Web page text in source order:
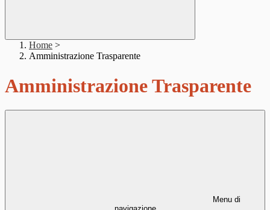
Home >
Amministrazione Trasparente
Amministrazione Trasparente
Menu di